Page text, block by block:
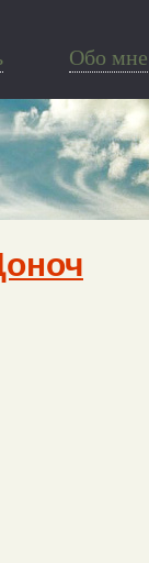
Обо мне